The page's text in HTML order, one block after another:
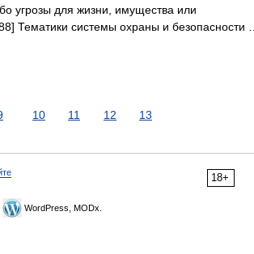
угрозы для жизни, имущества или
системы охраны и безопасности …
10 11 12 13
18+
WordPress, MODx.